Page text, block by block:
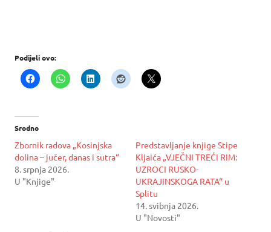
Podijeli ovo:
Srodno
Zbornik radova „Kosinjska
dolina – jučer, danas i sutra“
8. srpnja 2026.
U "Knjige"
Predstavljanje knjige Stipe
Kljaića „VJEČNI TREĆI RIM:
UZROCI RUSKO-
UKRAJINSKOGA RATA“ u
Splitu
14. svibnja 2026.
U "Novosti"